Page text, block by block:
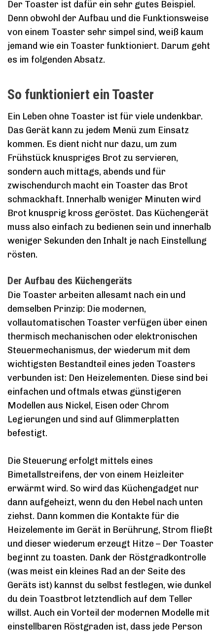
Der Toaster ist dafür ein sehr gutes Beispiel.
Denn obwohl der Aufbau und die Funktionsweise
von einem Toaster sehr simpel sind, weiß kaum
jemand wie ein Toaster funktioniert. Darum geht
es im folgenden Absatz.
So funktioniert ein Toaster
Ein Leben ohne Toaster ist für viele undenkbar.
Das Gerät kann zu jedem Menü zum Einsatz
kommen. Es dient nicht nur dazu, um zum
Frühstück knuspriges Brot zu servieren,
sondern auch mittags, abends und für
zwischendurch macht ein Toaster das Brot
schmackhaft. Innerhalb weniger Minuten wird
Brot knusprig kross geröstet. Das Küchengerät
muss also einfach zu bedienen sein und innerhalb
weniger Sekunden den Inhalt je nach Einstellung
rösten.
Der Aufbau des Küchengeräts
Die Toaster arbeiten allesamt nach ein und
demselben Prinzip: Die modernen,
vollautomatischen Toaster verfügen über einen
thermisch mechanischen oder elektronischen
Steuermechanismus, der wiederum mit dem
wichtigsten Bestandteil eines jeden Toasters
verbunden ist: Den Heizelementen. Diese sind bei
einfachen und oftmals etwas günstigeren
Modellen aus Nickel, Eisen oder Chrom
Legierungen und sind auf Glimmerplatten
befestigt.
Die Steuerung erfolgt mittels eines
Bimetallstreifens, der von einem Heizleiter
erwärmt wird. So wird das Küchengadget nur
dann aufgeheizt, wenn du den Hebel nach unten
ziehst. Dann kommen die Kontakte für die
Heizelemente im Gerät in Berührung, Strom fließt
und dieser wiederum erzeugt Hitze – Der Toaster
beginnt zu toasten. Dank der Röstgradkontrolle
(was meist ein kleines Rad an der Seite des
Geräts ist) kannst du selbst festlegen, wie dunkel
du dein Toastbrot letztendlich auf dem Teller
willst. Auch ein Vorteil der modernen Modelle mit
einstellbaren Röstgraden ist, dass jede Person